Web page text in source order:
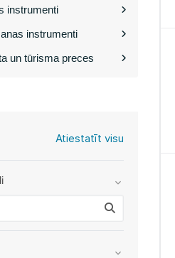
instrumenti
instrumenti
un tūrisma preces
Atiestatīt visu